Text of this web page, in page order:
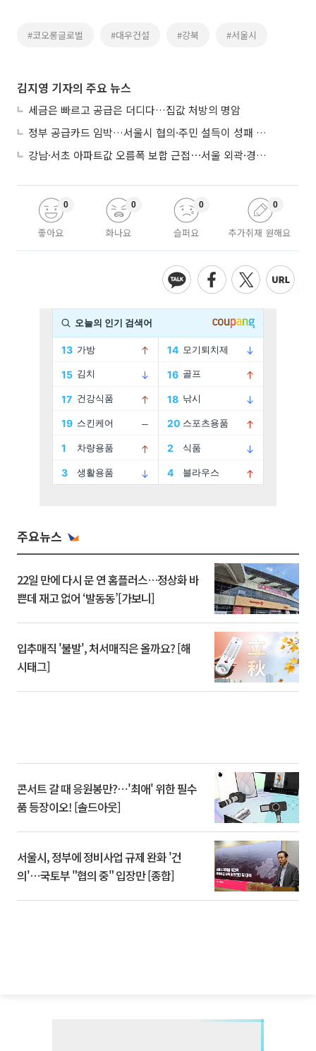
#코오롱글로벌 #대우건설 #강북 #서울시
김지영 기자의 주요 뉴스
세금은 빠르고 공급은 더디다…집값 처방의 명암
정부 공급카드 임박…서울시 협의·주민 설득이 성패 가른다
강남·서초 아파트값 오름폭 보합 근접⋯서울 외곽·경기 남부 중심 매수세
좋아요
0
화나요
0
슬퍼요
0
추가취재 원해요
0
주요뉴스
22일 만에 다시 문 연 홈플러스…정상화 바
쁜데 재고 없어 ‘발동동’[가보니]
입추매직 '불발', 처서매직은 올까요? [해
시태그]
콘서트 갈 때 응원봉만?⋯'최애' 위한 필수
품 등장이오! [솔드아웃]
서울시, 정부에 정비사업 규제 완화 '건
의'⋯국토부 "협의 중" 입장만 [종합]